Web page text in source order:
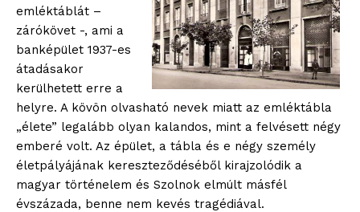
emléktáblát –
zárókövet -, ami a
banképület 1937-es
átadásakor
kerülhetett erre a
helyre. A kövön olvasható nevek miatt az emléktábla
„élete” legalább olyan kalandos, mint a felvésett négy
emberé volt. Az épület, a tábla és e négy személy
életpályájának kereszteződéséből kirajzolódik a
magyar történelem és Szolnok elmúlt másfél
évszázada, benne nem kevés tragédiával.